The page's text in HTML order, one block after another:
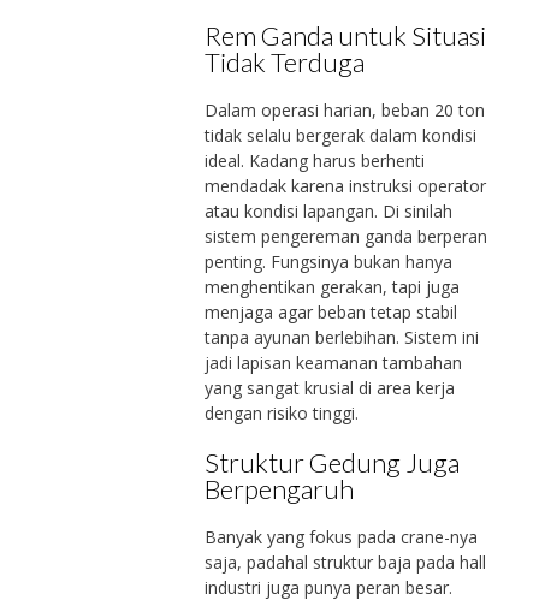
Rem Ganda untuk Situasi
Tidak Terduga
Dalam operasi harian, beban 20 ton
tidak selalu bergerak dalam kondisi
ideal. Kadang harus berhenti
mendadak karena instruksi operator
atau kondisi lapangan. Di sinilah
sistem pengereman ganda berperan
penting. Fungsinya bukan hanya
menghentikan gerakan, tapi juga
menjaga agar beban tetap stabil
tanpa ayunan berlebihan. Sistem ini
jadi lapisan keamanan tambahan
yang sangat krusial di area kerja
dengan risiko tinggi.
Struktur Gedung Juga
Berpengaruh
Banyak yang fokus pada crane-nya
saja, padahal struktur baja pada hall
industri juga punya peran besar.